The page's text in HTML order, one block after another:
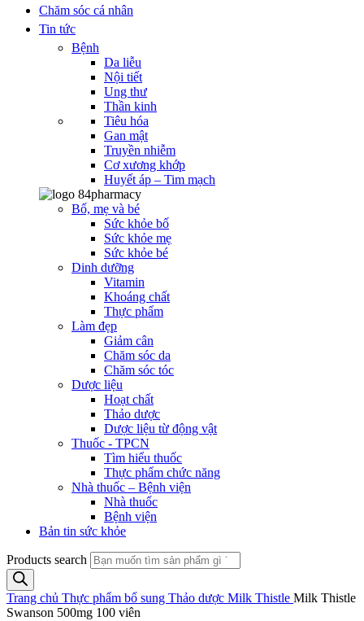
Chăm sóc cá nhân
Tin tức
Bệnh
Da liễu
Nội tiết
Ung thư
Thần kinh
Tiêu hóa
Gan mật
Truyền nhiễm
Cơ xương khớp
Huyết áp – Tim mạch
Bố, mẹ và bé
Sức khỏe bố
Sức khỏe mẹ
Sức khỏe bé
Dinh dưỡng
Vitamin
Khoáng chất
Thực phẩm
Làm đẹp
Giảm cân
Chăm sóc da
Chăm sóc tóc
Dược liệu
Hoạt chất
Thảo dược
Dược liệu từ động vật
Thuốc - TPCN
Tìm hiểu thuốc
Thực phẩm chức năng
Nhà thuốc – Bệnh viện
Nhà thuốc
Bệnh viện
Bản tin sức khỏe
Products search
Trang chủ Thực phẩm bổ sung Thảo dược Milk Thistle Milk Thistle
Swanson 500mg 100 viên